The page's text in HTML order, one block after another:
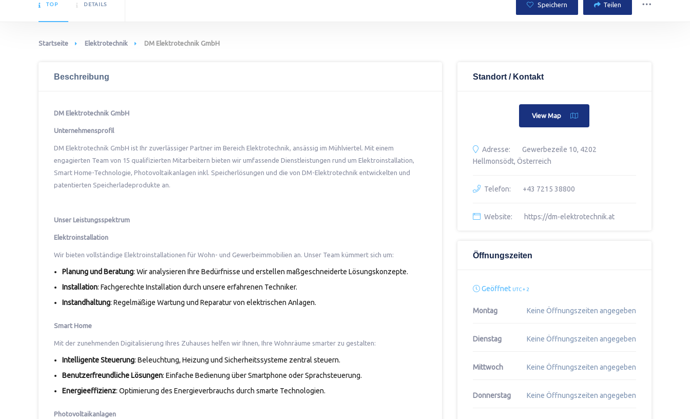
TOP DETAILS Speichern Teilen
Startseite Elektrotechnik DM Elektrotechnik GmbH
Beschreibung
DM Elektrotechnik GmbH
Unternehmensprofil
DM Elektrotechnik GmbH ist Ihr zuverlässiger Partner im Bereich Elektrotechnik, ansässig im Mühlviertel. Mit einem
engagierten Team von 15 qualifizierten Mitarbeitern bieten wir umfassende Dienstleistungen rund um Elektroinstallation,
Smart Home-Technologie, Photovoltaikanlagen inkl. Speicherlösungen und die von DM-Elektrotechnik entwickelten und
patentierten Speicherladeprodukte an.
Unser Leistungsspektrum
Elektroinstallation
Wir bieten vollständige Elektroinstallationen für Wohn- und Gewerbeimmobilien an. Unser Team kümmert sich um:
Planung und Beratung: Wir analysieren Ihre Bedürfnisse und erstellen maßgeschneiderte Lösungskonzepte.
Installation: Fachgerechte Installation durch unsere erfahrenen Techniker.
Instandhaltung: Regelmäßige Wartung und Reparatur von elektrischen Anlagen.
Smart Home
Mit der zunehmenden Digitalisierung Ihres Zuhauses helfen wir Ihnen, Ihre Wohnräume smarter zu gestalten:
Intelligente Steuerung: Beleuchtung, Heizung und Sicherheitssysteme zentral steuern.
Benutzerfreundliche Lösungen: Einfache Bedienung über Smartphone oder Sprachsteuerung.
Energieeffizienz: Optimierung des Energieverbrauchs durch smarte Technologien.
Photovoltaikanlagen
Standort / Kontakt
View Map
Adresse:
Gewerbezeile 10, 4202
Hellmonsödt, Österreich
Telefon: +43 7215 38800
Website: https://dm-elektrotechnik.at
Öffnungszeiten
Geöffnet UTC + 2
Montag Keine Öffnungszeiten angegeben
Dienstag Keine Öffnungszeiten angegeben
Mittwoch Keine Öffnungszeiten angegeben
Donnerstag Keine Öffnungszeiten angegeben